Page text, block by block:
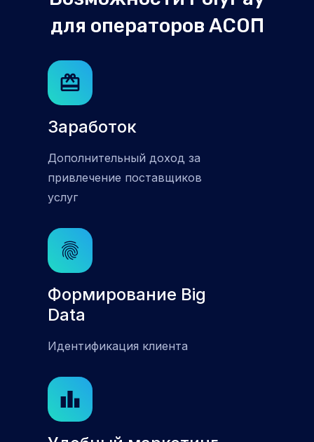
для операторов АСОП
Заработок
Дополнительный доход за
привлечение поставщиков
услуг
Формирование Big
Data
Идентификация клиента